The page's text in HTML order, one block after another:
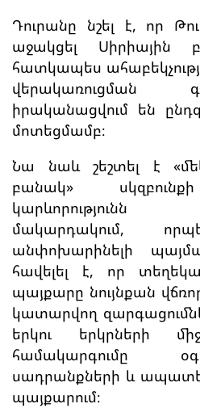
Դուրանը նշել է, որ
աջակցել Սիրիային
հատկապես
վերակառուցման
իրականացվում են
մոտեցմամբ։
Նա նաև շեշտել է
բանակ»
կարևորությունն
մակարդակում,
անփոխարինելի
հավելել է, որ
պայքարը նույնքան
կատարվող
երկու երկրների
համակարգումը
սադրանքների և
պայքարում։